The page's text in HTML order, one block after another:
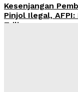
Kesenjangan
Pinjol Ilegal,
Triliun